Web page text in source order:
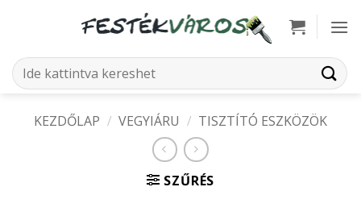
Keresés
a
KEZDŐLAP / VEGYIÁRU / TISZTÍTÓ ESZKÖZÖK
SZŰRÉS